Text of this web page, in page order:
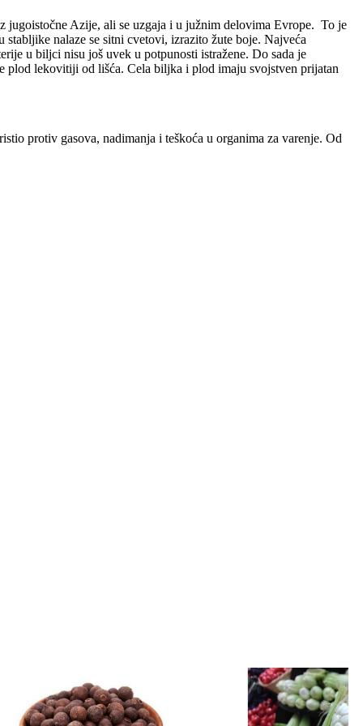
jugoistočne Azije, ali se uzgaja i u južnim delovima Evrope. To je
nalaze se sitni cvetovi, izrazito žute boje. Najveća
u biljci nisu još uvek u potpunosti istražene. Do sada je
plod lekovitiji od lišća. Cela biljka i plod imaju svojstven prijatan
protiv gasova, nadimanja i teškoća u organima za varenje. Od